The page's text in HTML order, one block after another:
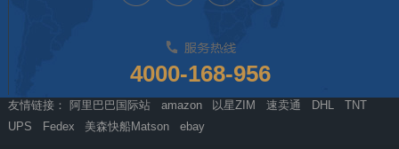
4000-168-956
友情链接： 阿里巴巴国际站 amazon 以星ZIM 速卖通 DHL
TNT
UPS
Fedex 美森快船Matson ebay